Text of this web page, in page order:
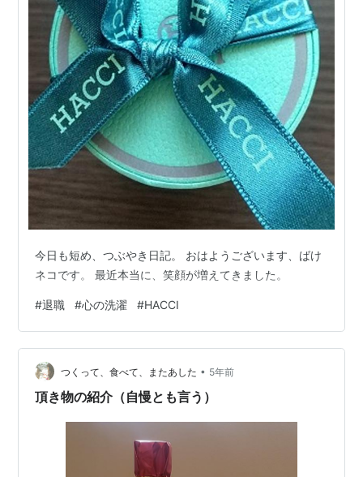
今日も短め、つぶやき日記。 おはようございます、ばけ
ネコです。 最近本当に、笑顔が増えてきました。
#退職 #心の洗濯 #HACCI
つくって、食べて、またあした • 5年前
頂き物の紹介（自慢とも言う）